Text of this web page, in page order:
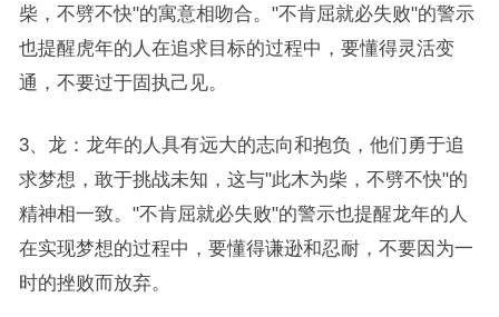
柴，不劈不快"的寓意相吻合。"不肯屈就必失败"的警示
也提醒虎年的人在追求目标的过程中，要懂得灵活变
通，不要过于固执己见。
3、龙：龙年的人具有远大的志向和抱负，他们勇于追
求梦想，敢于挑战未知，这与"此木为柴，不劈不快"的
精神相一致。"不肯屈就必失败"的警示也提醒龙年的人
在实现梦想的过程中，要懂得谦逊和忍耐，不要因为一
时的挫败而放弃。